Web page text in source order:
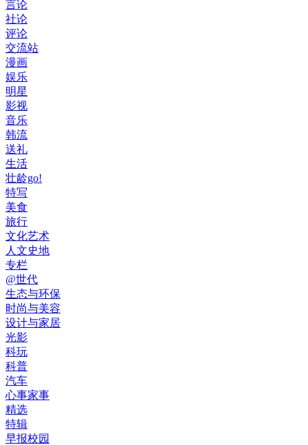
言论
社论
评论
交流站
漫画
娱乐
明星
影视
音乐
韩流
送礼
生活
壮龄go!
特写
美食
旅行
文化艺术
人文史地
专栏
@世代
生态与环保
时尚与美容
设计与家居
光影
科玩
科普
汽车
心事家事
精选
特辑
早报校园